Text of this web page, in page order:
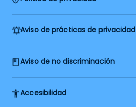
Aviso de prácticas de privacidad
Aviso de no discriminación
Accesibilidad